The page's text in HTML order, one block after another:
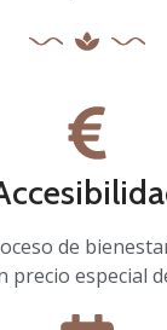
de
precio especial